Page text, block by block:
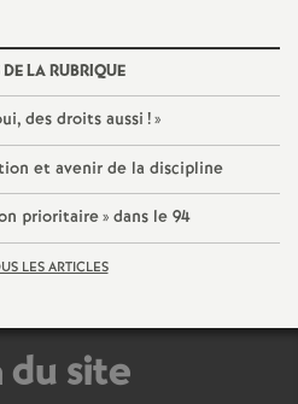
c
o
n
d
d
e
LA RUBRIQUE
des droits aussi !»
et avenir de la discipline
prioritaire» dans le 94
LES ARTICLES
du site